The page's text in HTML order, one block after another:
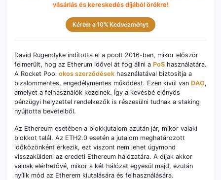
vásárlás és kereskedés díjából örökre!
Kérem a 10% Kedvezményt
David Rugendyke indította el a poolt 2016-ban, mikor először
felmerült, hog az Etherum idővel át fog állni a PoS használatára.
A Rocket Pool okos szerződések használatával biztosítja a
bizalommentes, engedélymentes működést. Ezen kívül van DAO,
amelyet a felhasználók kezelnek. Így a kevésbé előnyös
pénzügyi helyzettel rendelkezők is részesülni tudnak a staking
nyújtotta bevételből.
Az Ethereum esetében a blokkjutalom azután jár, mikor valaki
blokkot talál. Az ETH2.0 esetén a jutalom meghatározott
időközönként érkezik, ezt viszont nem lehet úgymond
visszaküldeni az eredeti Ethereum hálózatára. A díjak akkor
válnak elérhetővé, mikor a két hálózat egyesül majd, ezután
nyílik mód az Etherem kiutalására és felhasználására.